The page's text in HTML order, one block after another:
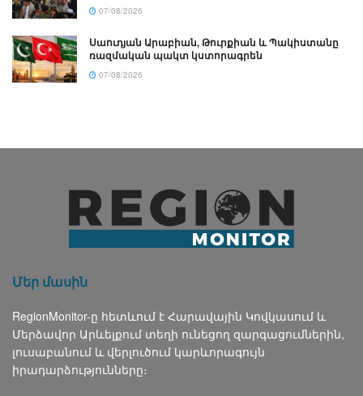
07/08/2026
Սաուդյան Արաբիան, Թուրքիան և Պակիստանը
ռազմական պակտ կստորագրեն
07/08/2026
Մեր մասին
RegionMonitor-ը հետևում է Հարավային Կովկասում և
Մերձավոր Արևելքում տեղի ունեցող զարգացումներին,
լուսաբանում և վերլուծում կարևորագույն
իրադարձությունները։